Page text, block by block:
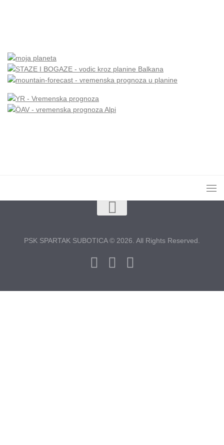
PSK SPARTAK SUBOTICA © 2026. All Rights Reserved.